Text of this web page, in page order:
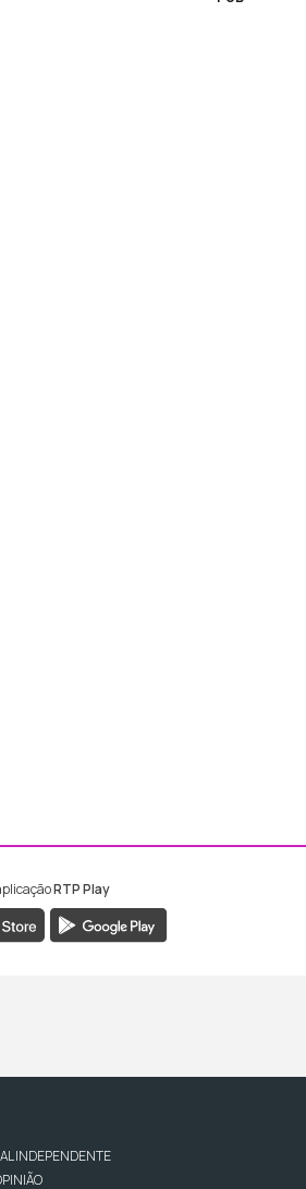
Madeira
RTP Play
INDEPENDENTE